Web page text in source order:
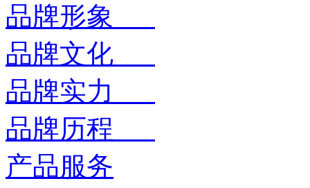
品牌形象
品牌文化
品牌实力
品牌历程
产品服务